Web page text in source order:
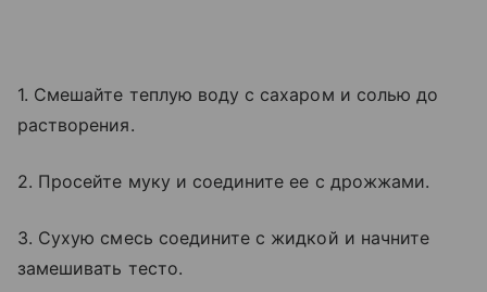
1. Смешайте теплую воду с сахаром и солью до
растворения.
2. Просейте муку и соедините ее с дрожжами.
3. Сухую смесь соедините с жидкой и начните
замешивать тесто.